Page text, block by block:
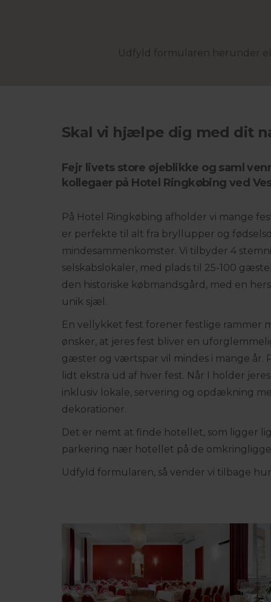
Udfyld formularen herunder
Skal vi hjælpe dig med dit
Fejr livets store øjeblikke og saml
kollegaer på Hotel Ringkøbing ved
På Hotel Ringkøbing afholder vi mange
er perfekte til alt fra bryllupper og
mindesammenkomster. Vi tilbyder 4
selskabslokaler, med plads til 25-100
den historiske købmandsgård, med en
unik sjæl.
En vellykket fest forener festlige rammer
ønsker, at jeres fest bliver en
gæster og værtspar vil mindes i mange år.
lidt ekstra ud af hver fest. Når I holder
inklusiv lokale, servering og opdækning
dekorationer.
Det er nemt at finde hotellet, som ligger
parkering nær hotellet på de
Udfyld formularen, så vender vi tilbage